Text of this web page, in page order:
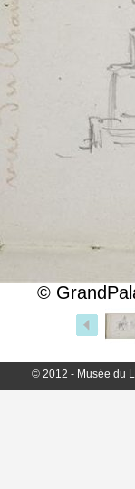
©
© 2012 - Musée du